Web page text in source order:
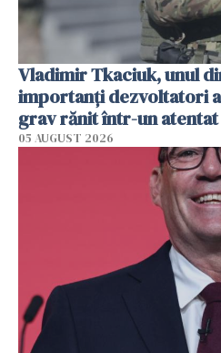
Vladimir Tkaciuk, unul
importanți dezvoltatori
grav rănit într-un
05 AUGUST 2026